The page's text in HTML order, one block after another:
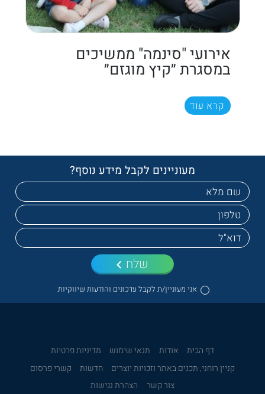
אירועי "סינמה" ממשיכים
במסגרת ״קיץ מוגזם״
קרא עוד
מעוניינים לקבל מידע נוסף?
אני מעוניין/ת לקבל עדכונים והודעות שיווקיות.
שלח
דף הבית אודות תנאי שימוש
מדיניות פרטיות
קניין רוחני, תכנים באתר וזכויות יוצרים
חדשות
קשרי פרסום
צור קשר
הצהרת נגישות